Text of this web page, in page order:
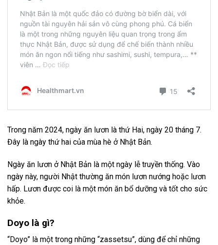
Trong năm 2024, ngày ăn lươn là thứ Hai, ngày 20 tháng 7.
Đây là ngày thứ hai của mùa hè ở Nhật Bản.
Ngày ăn lươn ở Nhật Bản là một ngày lễ truyền thống. Vào
ngày này, người Nhật thường ăn món lươn nướng hoặc lươn
hấp. Lươn được coi là một món ăn bổ dưỡng và tốt cho sức
khỏe.
Doyo là gì?
“Doyo” là một trong những “zassetsu”, dùng để chỉ những